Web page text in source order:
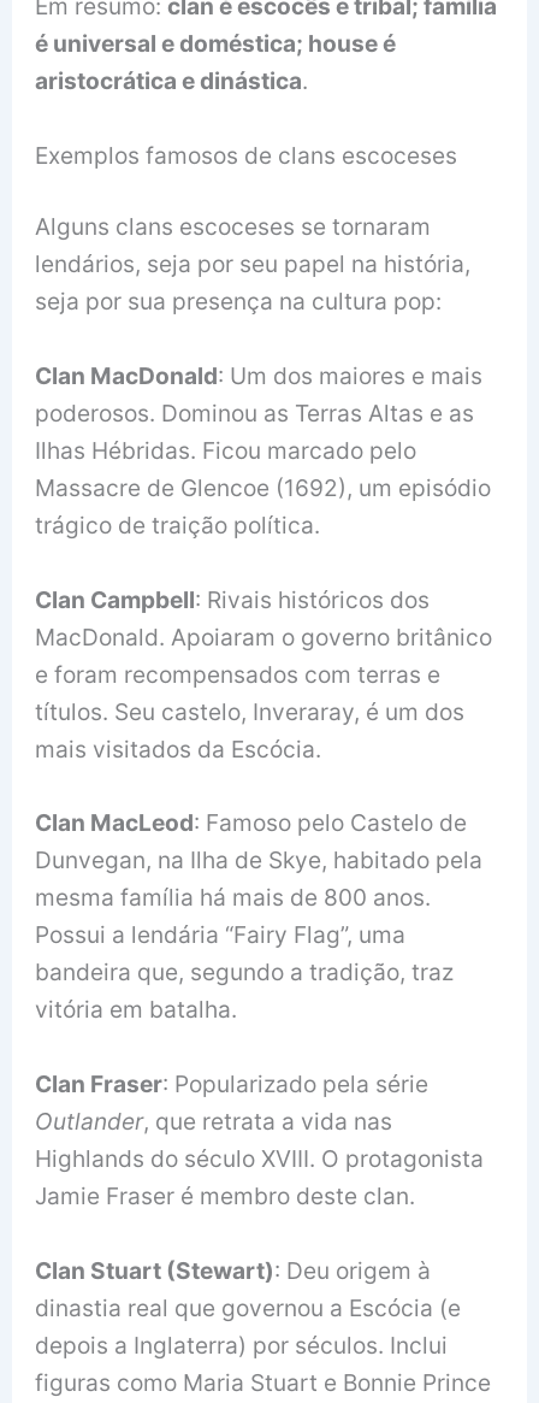
Em resumo:clan é escocês e tribal; família
é universal e doméstica; house é
aristocrática e dinástica.
Exemplos famosos de clans escoceses
Alguns clans escoceses se tornaram
lendários, seja por seu papel na história,
seja por sua presença na cultura pop:
Clan MacDonald: Um dos maiores e mais
poderosos. Dominou as Terras Altas e as
Ilhas Hébridas. Ficou marcado pelo
Massacre de Glencoe (1692), um episódio
trágico de traição política.
Clan Campbell: Rivais históricos dos
MacDonald. Apoiaram o governo britânico
e foram recompensados com terras e
títulos. Seu castelo, Inveraray, é um dos
mais visitados da Escócia.
Clan MacLeod: Famoso pelo Castelo de
Dunvegan, na Ilha de Skye, habitado pela
mesma família há mais de 800 anos.
Possui a lendária “Fairy Flag”, uma
bandeira que, segundo a tradição, traz
vitória em batalha.
Clan Fraser: Popularizado pela série
Outlander, que retrata a vida nas
Highlands do século XVIII. O protagonista
Jamie Fraser é membro deste clan.
Clan Stuart (Stewart): Deu origem à
dinastia real que governou a Escócia (e
depois a Inglaterra) por séculos. Inclui
figuras como Maria Stuart e Bonnie Prince